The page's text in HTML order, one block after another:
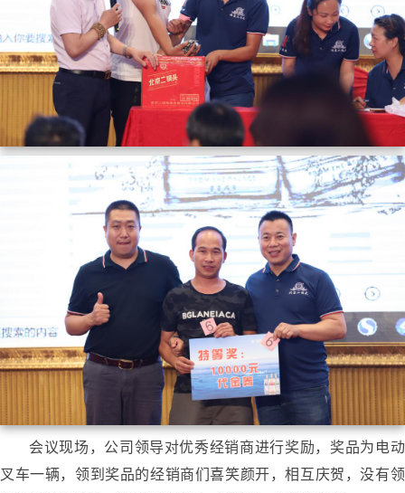
会议现场，公司领导对优秀经销商进行奖励，奖品为电动
叉车一辆，领到奖品的经销商们喜笑颜开，相互庆贺，没有领